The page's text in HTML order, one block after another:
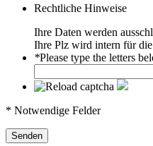
Rechtliche Hinweise
Ihre Daten werden
Ihre Plz wird intern für
*Please type the letters
* Notwendige Felder
Senden